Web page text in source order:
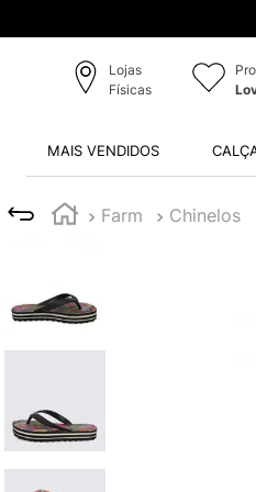
Lojas
Físicas
MAIS VENDIDOS
Farm Chinelos